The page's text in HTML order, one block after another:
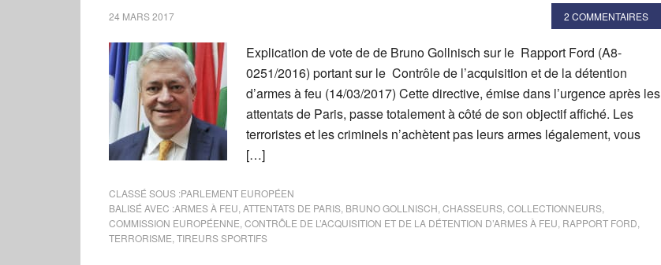
24 MARS 2017 2 COMMENTAIRES
Explication de vote de de Bruno Gollnisch sur le Rapport Ford (A8-
0251/2016) portant sur le Contrôle de l’acquisition et de la détention
d’armes à feu (14/03/2017) Cette directive, émise dans l’urgence après les
attentats de Paris, passe totalement à côté de son objectif affiché. Les
terroristes et les criminels n’achètent pas leurs armes légalement, vous
[…]
CLASSÉ SOUS :PARLEMENT EUROPÉEN
BALISÉ AVEC :ARMES À FEU ATTENTATS DE PARIS BRUNO GOLLNISCH CHASSEURS COLLECTIONNEURS
COMMISSION EUROPÉENNE CONTRÔLE DE L’ACQUISITION ET DE LA DÉTENTION D’ARMES À FEU RAPPORT FORD
TERRORISME TIREURS SPORTIFS